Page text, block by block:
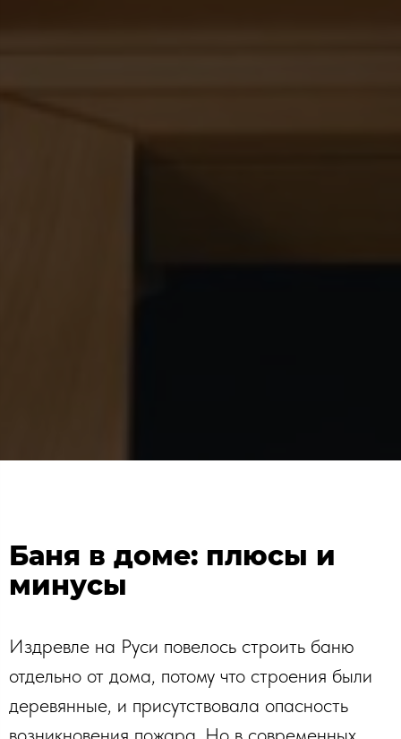
Баня в доме: плюсы и
минусы
Издревле на Руси повелось строить баню
отдельно от дома, потому что строения были
деревянные, и присутствовала опасность
возникновения пожара. Но в современных